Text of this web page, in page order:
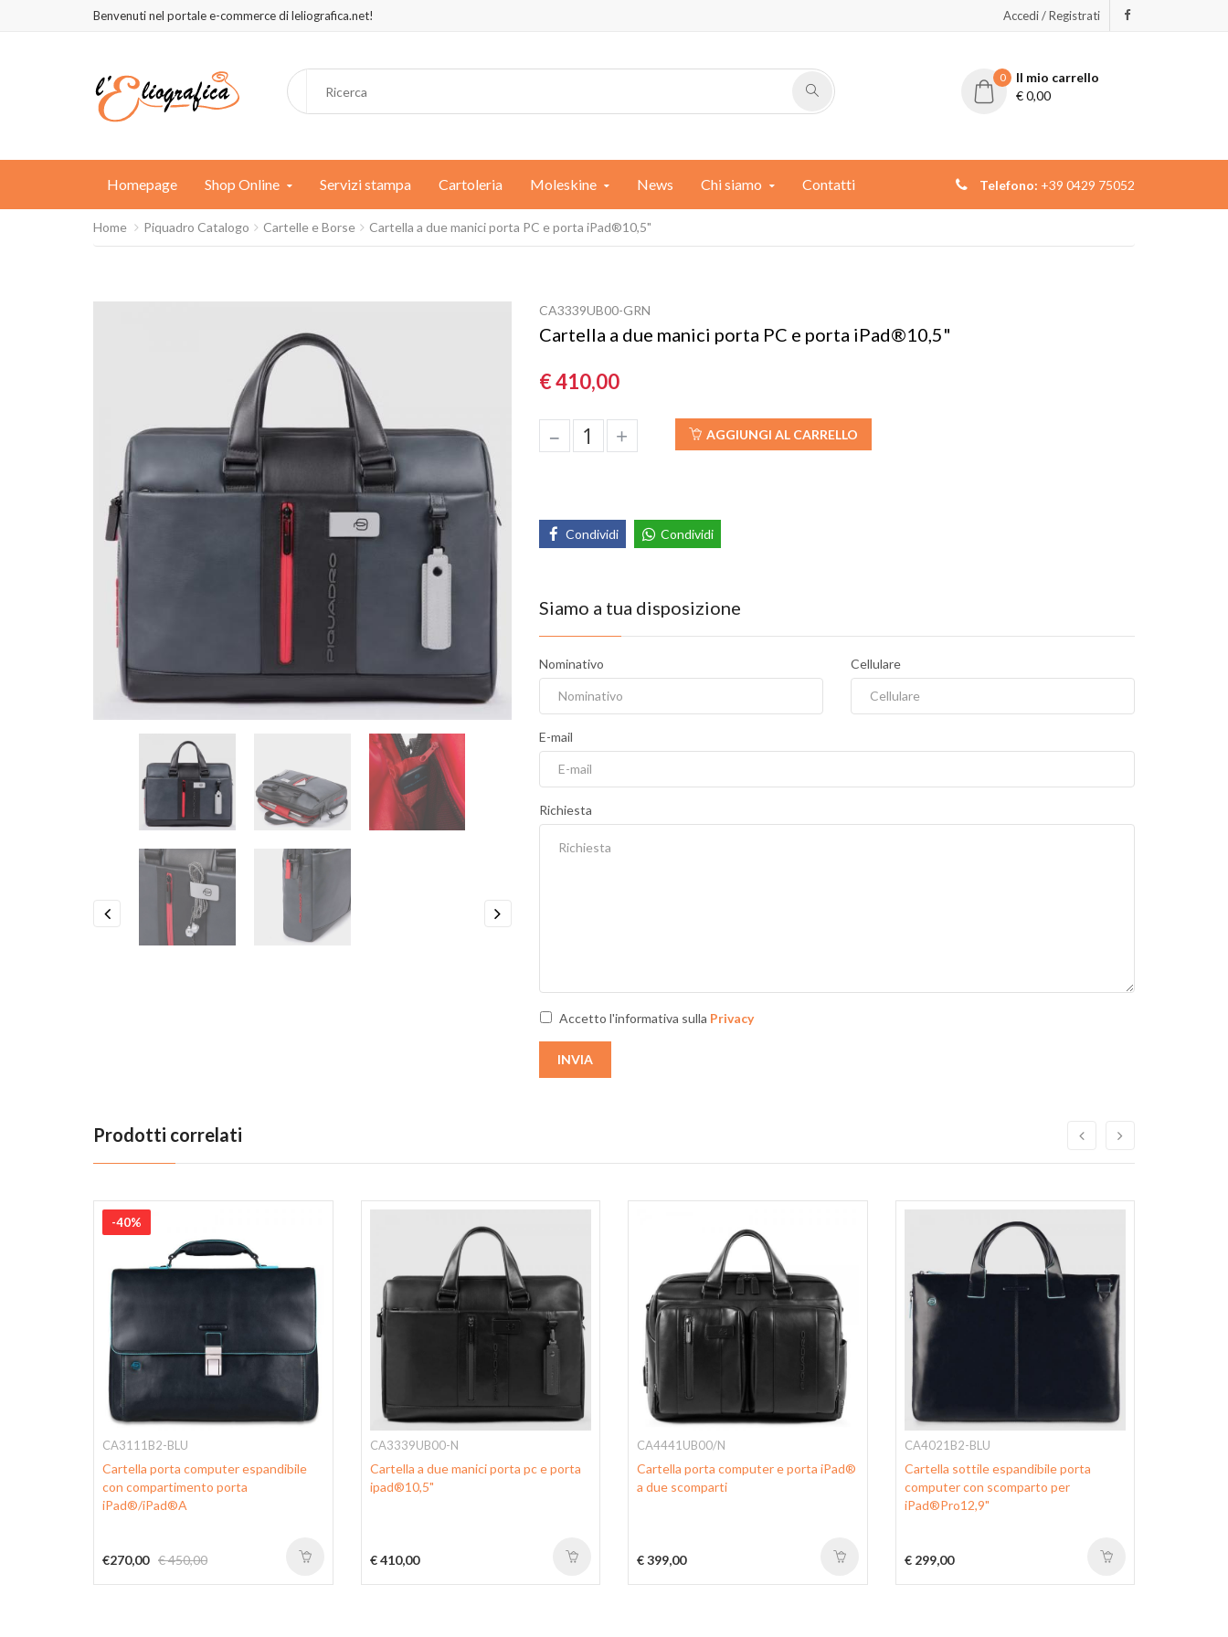
Benvenuti nel portale e-commerce di leliografica.net! Accedi / Registrati
0
Il mio carrello
€0,00
Homepage Shop Online Servizi stampa Cartoleria Moleskine News Chi siamo Contatti Telefono: +39 0429 75052
Home Piquadro Catalogo Cartelle e Borse Cartella a due manici porta PC e porta iPad®10,5"
CA3339UB00-GRN
Cartella a due manici porta PC e porta iPad®10,5"
€ 410,00
– + AGGIUNGI AL CARRELLO
Condividi Condividi
Siamo a tua disposizione
Nominativo Cellulare
E-mail
Richiesta
Accetto l'informativa sulla Privacy
INVIA
Prodotti correlati
-40%
CA3111B2-BLU
Cartella porta computer espandibile
con compartimento porta
iPad®/iPad®A
€270,00 € 450,00
CA3339UB00-N
Cartella a due manici porta pc e porta
ipad®10,5"
€ 410,00
CA4441UB00/N
Cartella porta computer e porta iPad®
a due scomparti
€ 399,00
CA4021B2-BLU
Cartella sottile espandibile porta
computer con scomparto per
iPad®Pro12,9"
€ 299,00